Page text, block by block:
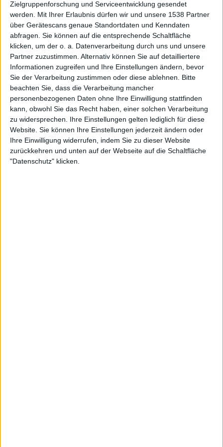
Zielgruppenforschung und Serviceentwicklung gesendet
werden. Mit Ihrer Erlaubnis dürfen wir und unsere 1538 Partner
über Gerätescans genaue Standortdaten und Kenndaten
abfragen. Sie können auf die entsprechende Schaltfläche
klicken, um der o. a. Datenverarbeitung durch uns und unsere
Partner zuzustimmen. Alternativ können Sie auf detailliertere
Informationen zugreifen und Ihre Einstellungen ändern, bevor
Sie der Verarbeitung zustimmen oder diese ablehnen. Bitte
beachten Sie, dass die Verarbeitung mancher
personenbezogenen Daten ohne Ihre Einwilligung stattfinden
kann, obwohl Sie das Recht haben, einer solchen Verarbeitung
zu widersprechen. Ihre Einstellungen gelten lediglich für diese
Website. Sie können Ihre Einstellungen jederzeit ändern oder
Ihre Einwilligung widerrufen, indem Sie zu dieser Website
zurückkehren und unten auf der Webseite auf die Schaltfläche
"Datenschutz" klicken.
Einsteiger gibt es deutlich interessantere Best-Of
Zusammenstellungen, ohne die Wiederholungen der
Songs. So bleibt am Ende nur der Die-Hard-Fan als
Zielgruppe, welcher alle Auskopplungen und
Veröffentlichungen von URIAH HEEP sammelt.